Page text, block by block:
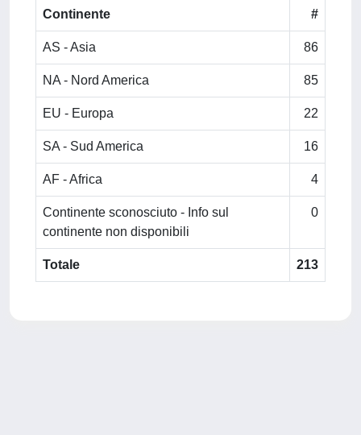
Continente #
AS - Asia 86
NA - Nord America 85
EU - Europa 22
SA - Sud America 16
AF - Africa 4
Continente sconosciuto - Info sul
continente non disponibili
0
Totale 213